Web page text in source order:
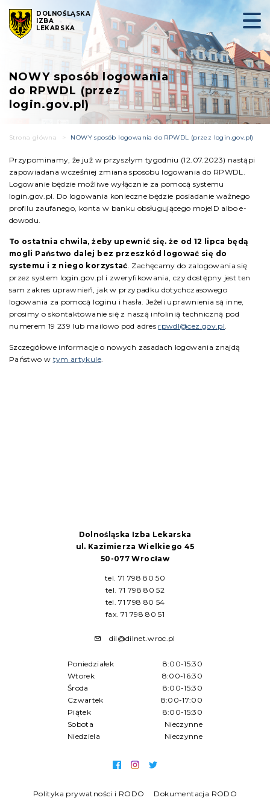
DOLNOŚLĄSKA
IZBA
LEKARSKA
NOWY sposób logowania
do RPWDL (przez
login.gov.pl)
Strona główna > NOWY sposób logowania do RPWDL (przez login.gov.pl)
Przypominamy, że już w przyszłym tygodniu (12.07.2023) nastąpi
zapowiadana wcześniej zmiana sposobu logowania do RPWDL.
Logowanie będzie możliwe wyłącznie za pomocą systemu
login.gov.pl. Do logowania konieczne będzie posiadanie ważnego
profilu zaufanego, konta w banku obsługującego mojeID albo e-
dowodu.
To ostatnia chwila, żeby upewnić się. że od 12 lipca będą
mogli Państwo dalej bez przeszkód logować się do
systemu i z niego korzystać. Zachęcamy do zalogowania się
przez system login.gov.pl i zweryfikowania, czy dostępny jest ten
sam zakres uprawnień, jak w przypadku dotychczasowego
logowania za pomocą loginu i hasła. Jeżeli uprawnienia są inne,
prosimy o skontaktowanie się z naszą infolinią techniczną pod
numerem 19 239 lub mailowo pod adres rpwdl@cez.gov.pl.
Szczegółowe informacje o nowych zasadach logowania znajdą
Państwo w tym artykule.
Dolnośląska Izba Lekarska
ul. Kazimierza Wielkiego 45
50-077 Wrocław
tel. 71 798 80 50
tel. 71 798 80 52
tel. 71 798 80 54
fax. 71 798 80 51
dil@dilnet.wroc.pl
Poniedziałek
8:00-15:30
Wtorek
8:00-16:30
Środa
8:00-15:30
Czwartek
8:00-17:00
Piątek
8:00-15:30
Sobota
Nieczynne
Niedziela
Nieczynne
Polityka prywatności i RODO Dokumentacja RODO